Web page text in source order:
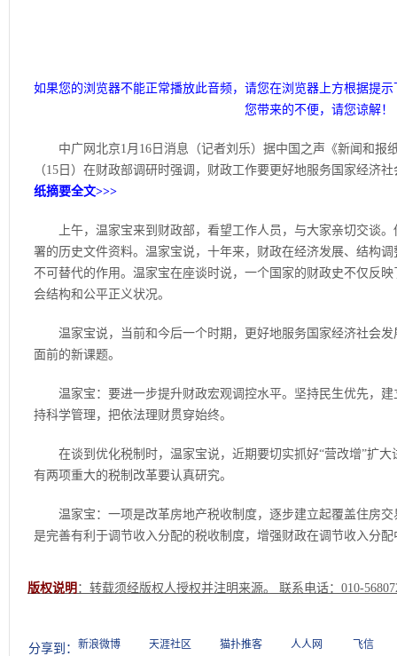
如果您的浏览器不能正常播放此音频，请您在浏览器上方根据提
您带来的不便，请您谅解！
中广网北京1月16日消息（记者刘乐）据中国之声《新闻和报
（15日）在财政部调研时强调，财政工作要更好地服务国家经济
纸摘要全文>>>
上午，温家宝来到财政部，看望工作人员，与大家亲切交谈。
署的历史文件资料。温家宝说，十年来，财政在经济发展、结构
不可替代的作用。温家宝在座谈时说，一个国家的财政史不仅反
会结构和公平正义状况。
温家宝说，当前和今后一个时期，更好地服务国家经济社会发
面前的新课题。
温家宝：要进一步提升财政宏观调控水平。坚持民生优先，建
持科学管理，把依法理财贯穿始终。
在谈到优化税制时，温家宝说，近期要切实抓好“营改增”扩大
有两项重大的税制改革要认真研究。
温家宝：一项是改革房地产税收制度，逐步建立起覆盖住房交
是完善有利于调节收入分配的税收制度，增强财政在调节收入分配
版权说明 ：转载须经版权人授权并注明来源。 联系电话：010-
分享到： 新浪微博
天涯社区
猫扑推客
人人网
飞信